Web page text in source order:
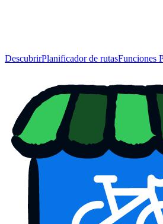
DescubrirPlanificador de rutasFunciones